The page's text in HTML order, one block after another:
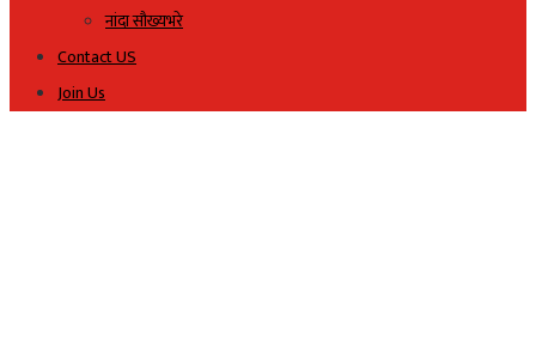
नांदा सौख्यभरे
Contact US
Join Us